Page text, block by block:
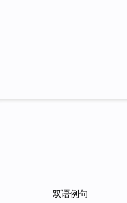
双语例句